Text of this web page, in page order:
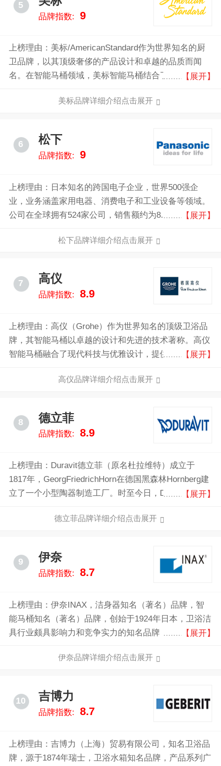
保。
5
品牌指数: 9
上榜理由：美标/AmericanStandard作为世界知名的厨
卫品牌，以其顶级奢侈的产品设计和卓越的品质而闻
名。在智能马桶领域，美标智能马桶结合了创新科技与
键自动冲洗功能，确保每次使用后都洁净如新；智能座
水流调整和温水清洗功能，贴心满足不同需求。此外，
节能环保的设计理念，帮助用户有效减少水资源浪费。
选择美标智能马桶，不仅是享受高端奢华的生活方式，
【展开】
美标品牌详细介绍点击展开
6 松下
品牌指数: 9
上榜理由：日本知名的跨国电子企业，世界500强企
业，业务涵盖家用电器、消费电子和工业设备等领域。
公司在全球拥有524家公司，销售额约为8.38万亿日【展开】
松下品牌详细介绍点击展开
7 高仪
品牌指数: 8.9
上榜理由：高仪（Grohe）作为世界知名的顶级卫浴品
牌，其智能马桶以卓越的设计和先进的技术著称。高仪
智能马桶融合了现代科技与优雅设计，提供无与伦比的
应系统，确保每次使用都干净卫生且舒适无比。
【展开】
高仪品牌详细介绍点击展开
8 德立菲
品牌指数: 8.9
上榜理由：Duravit德立菲（原名杜拉维特）成立于
1817年，GeorgFriedrichHorn在德国黑森林Hornberg建
立了一个小型陶器制造工厂。时至今日，Duravit已从一
全方面卫浴解决方案，包括卫生陶瓷、浴室家具、浴
【展开】
德立菲品牌详细介绍点击展开
9 伊奈
品牌指数: 8.7
上榜理由：伊奈INAX，洁身器知名（著名）品牌，智
能马桶知名（著名）品牌，创始于1924年日本，卫浴洁
具行业颇具影响力和竞争实力的知名品牌，全球知名卫
【展开】
伊奈品牌详细介绍点击展开
10 吉博力
品牌指数: 8.7
上榜理由：吉博力（上海）贸易有限公司，知名卫浴品
牌，源于1874年瑞士，卫浴水箱知名品牌，产品系列广